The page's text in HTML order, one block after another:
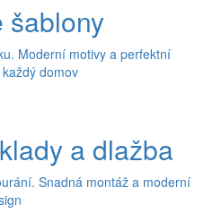
šablony
Moderní motivy a perfektní
domov
a dlažba
Snadná montáž a moderní